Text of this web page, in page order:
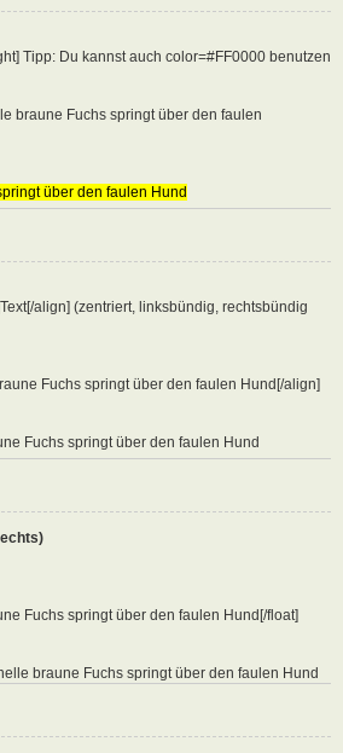
Tipp: Du kannst auch color=#FF0000 benutzen
braune Fuchs springt über den faulen
über den faulen Hund
align] (zentriert, linksbündig, rechtsbündig
Fuchs springt über den faulen Hund[/align]
Fuchs springt über den faulen Hund
Fuchs springt über den faulen Hund[/float]
braune Fuchs springt über den faulen Hund